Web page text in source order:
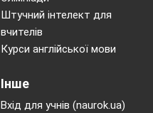
Штучний інтелект для
вчителів
Курси англійської мови
Інше
Вхід для учнів (naurok.ua)